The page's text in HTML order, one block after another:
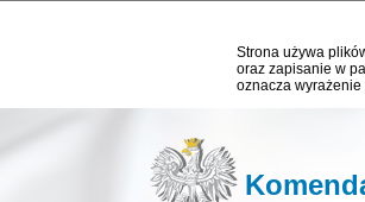
Strona używa
oraz zapisanie w
oznacza wyrażenie